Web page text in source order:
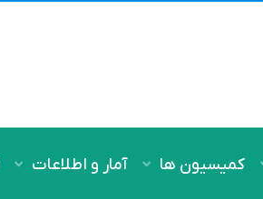
کمیسیون ها آمار و اطلاعات